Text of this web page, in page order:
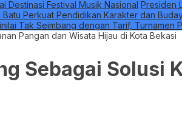
Destinasi Festival Musik Nasional Presiden
Perkuat Pendidikan Karakter dan
Tak Seimbang dengan Tarif, Turnamen
Pangan dan Wisata Hijau di Kota Bekasi
Sebagai Solusi